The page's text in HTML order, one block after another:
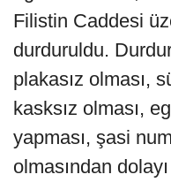
Filistin Caddesi
durduruldu.
plakasız olması,
kasksız olması,
yapması, şasi
olmasından